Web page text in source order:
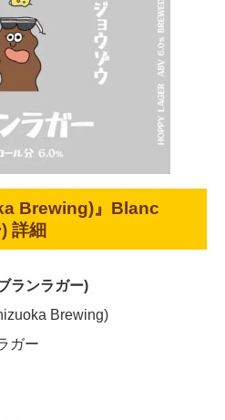
Brewing)』Blanc
詳細
ランラガー)
Brewing)
ガー